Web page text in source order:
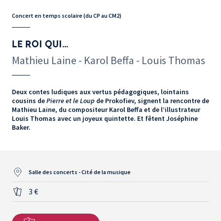
Concert en temps scolaire (du CP au CM2)
LE ROI QUI...
Mathieu Laine - Karol Beffa - Louis Thomas
Deux contes ludiques aux vertus pédagogiques, lointains
cousins dePierre et le Loup de Prokofiev, signent la rencontre de
Mathieu Laine, du compositeur Karol Beffa et de l’illustrateur
Louis Thomas avec un joyeux quintette. Et fêtent Joséphine
Baker.
Salle des concerts - Cité de la musique
3 €